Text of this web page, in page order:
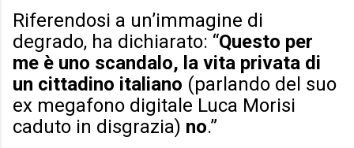
Riferendosi a un’immagine di
degrado, ha dichiarato: “Questo per
me è uno scandalo, la vita privata di
un cittadino italiano (parlando del suo
ex megafono digitale Luca Morisi
caduto in disgrazia) no.”